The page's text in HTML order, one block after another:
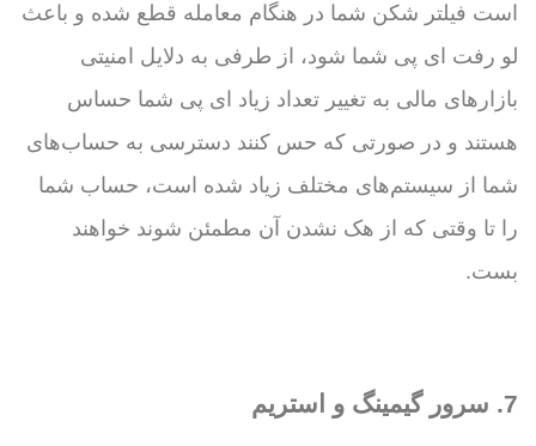
است فیلتر شکن شما در هنگام معامله قطع شده و باعث
لو رفت ای پی شما شود، از طرفی به دلایل امنیتی
بازارهای مالی به تغییر تعداد زیاد ای پی شما حساس
هستند و در صورتی که حس کنند دسترسی به حساب‌های
شما از سیستم‌های مختلف زیاد شده است، حساب شما
را تا وقتی که از هک نشدن آن مطمئن شوند خواهند
بست.
7. سرور گیمینگ و استریم